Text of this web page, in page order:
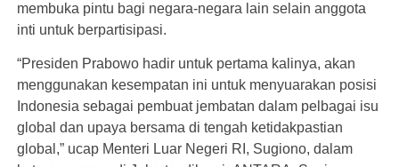
membuka pintu bagi negara-negara lain selain anggota
inti untuk berpartisipasi.
“Presiden Prabowo hadir untuk pertama kalinya, akan
menggunakan kesempatan ini untuk menyuarakan posisi
Indonesia sebagai pembuat jembatan dalam pelbagai isu
global dan upaya bersama di tengah ketidakpastian
global,” ucap Menteri Luar Negeri RI, Sugiono, dalam